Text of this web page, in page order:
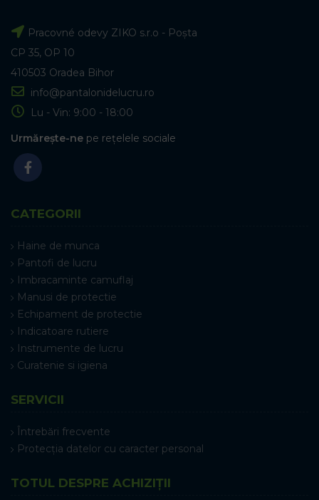
Pracovné odevy ZIKO s.r.o - Poșta
CP 35, OP 10
410503 Oradea Bihor
info@pantalonidelucru.ro
Lu - Vin: 9:00 - 18:00
Urmărește-ne pe rețelele sociale
CATEGORII
Haine de munca
Pantofi de lucru
Imbracaminte camuflaj
Manusi de protectie
Echipament de protectie
Indicatoare rutiere
Instrumente de lucru
Curatenie si igiena
SERVICII
Întrebări frecvente
Protecția datelor cu caracter personal
TOTUL DESPRE ACHIZIȚII